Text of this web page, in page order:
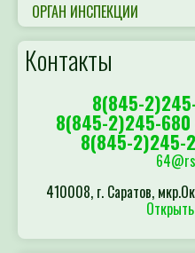
ОРГАН ИНСПЕКЦИИ
Контакты
8(845-
8(845-2)245-680
8(845-2)245-
410008, г. Саратов,